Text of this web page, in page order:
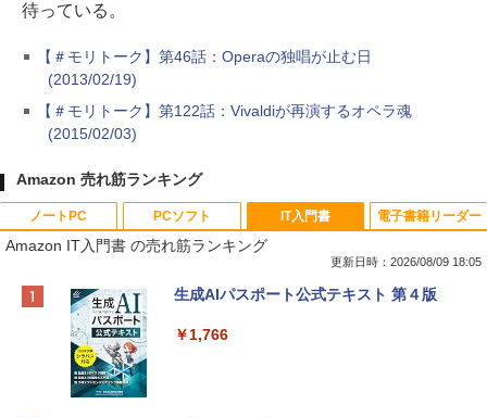
待っている。
【＃モリトーク】第46話：Operaの独唱が止む日
(2013/02/19)
【＃モリトーク】第122話：Vivaldiが再演するオペラ魂
(2015/02/03)
Amazon 売れ筋ランキング
ノートPC
Apple 2026 MacBook Neo A18 Proチッ
e Intelligenceのために設計、Liquid Ret
PCソフト
Robloxギフトカード - 800 Robux 【限
インゲームコード】 ロブロックス | オン
IT入門書
Amazon IT入門書 の売れ筋ランキング
更新日時：2026/08/09 18:05
生成AIパスポート公式テキスト 第４版
￥1,766
電子書籍リーダー